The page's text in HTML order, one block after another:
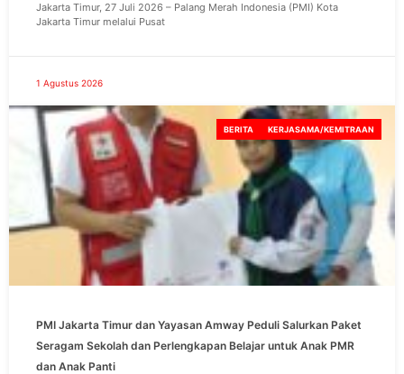
Jakarta Timur, 27 Juli 2026 – Palang Merah Indonesia (PMI) Kota
Jakarta Timur melalui Pusat
1 Agustus 2026
PMI Jakarta Timur dan Yayasan Amway Peduli Salurkan Paket
Seragam Sekolah dan Perlengkapan Belajar untuk Anak PMR
dan Anak Panti
BERITA KERJASAMA/KEMITRAAN